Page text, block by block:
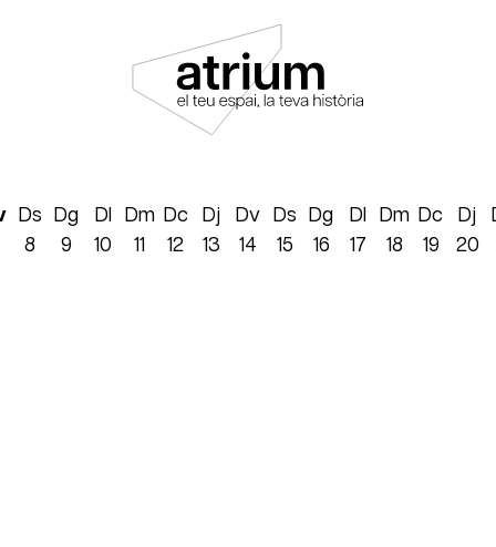
Ds
8
Dg
9
Dl
10
Dm
11
Dc
12
Dj
13
Dv
14
Ds
15
Dg
16
Dl
17
Dm
18
Dc
19
Dj
20